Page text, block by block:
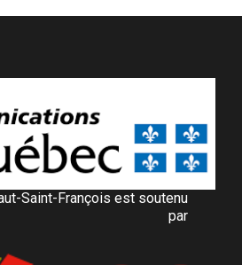
Saint-François est soutenu
par